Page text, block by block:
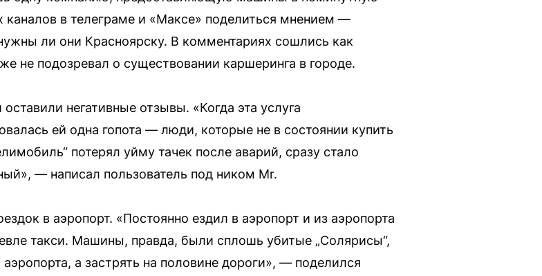
в телеграме и «Максе» поделиться мнением —
ли они Красноярску. В комментариях сошлись как
не подозревал о существовании каршеринга в городе.
негативные отзывы. «Когда эта услуга
ей одна гопота — люди, которые не в состоянии купить
потерял уйму тачек после аварий, сразу стало
— написал пользователь под ником Mr.
в аэропорт. «Постоянно ездил в аэропорт и из аэропорта
такси. Машины, правда, были сплошь убитые „Солярисы“,
а застрять на половине дороги», — поделился